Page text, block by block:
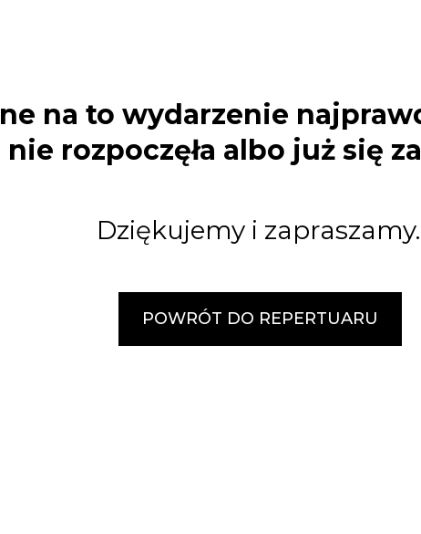
na to wydarzenie
nie rozpoczęła albo już się
Dziękujemy i zapraszamy.
POWRÓT DO REPERTUARU